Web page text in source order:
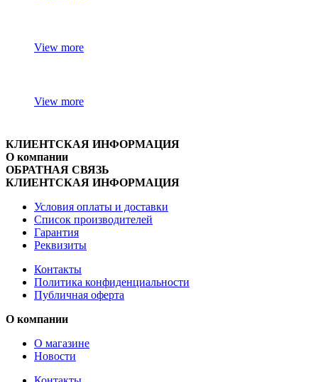
View more
View more
КЛИЕНТСКАЯ ИНФОРМАЦИЯ
О компании
ОБРАТНАЯ СВЯЗЬ
КЛИЕНТСКАЯ ИНФОРМАЦИЯ
Условия оплаты и доставки
Список производителей
Гарантия
Реквизиты
Контакты
Политика конфиденциальности
Публичная оферта
О компании
О магазине
Новости